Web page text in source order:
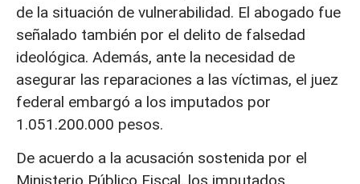
de la situación de vulnerabilidad. El abogado fue
señalado también por el delito de falsedad
ideológica. Además, ante la necesidad de
asegurar las reparaciones a las víctimas, el juez
federal embargó a los imputados por
1.051.200.000 pesos.
De acuerdo a la acusación sostenida por el